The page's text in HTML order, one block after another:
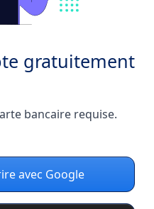
gratuitement
bancaire requise.
avec Google